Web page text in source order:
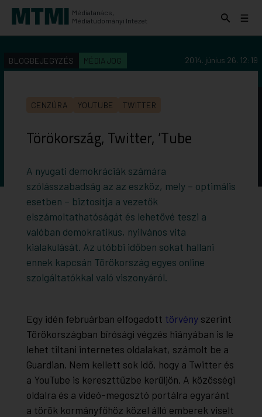
Médiatanács,
Médiatudományi Intézet
KERESÉS AZ INTÉZET ANYAGAI KÖZÖTT
indítása
Keresés
Menü
BLOGBEJEGYZÉS MÉDIAJOG 2014. június 26. 12:19
CENZÚRA YOUTUBE TWITTER
Törökország, Twitter, ’Tube
A nyugati demokráciák számára
szólásszabadság az az eszköz, mely – optimális
esetben – biztosítja a vezetők
elszámoltathatóságát és lehetővé teszi a
valóban demokratikus, nyilvános vita
kialakulását. Az utóbbi időben sokat hallani
ennek kapcsán Törökország egyes online
szolgáltatókkal való viszonyáról.
Egy idén februárban elfogadott törvényszerint
Törökországban bírósági végzés hiányában is le
lehet tiltani internetes oldalakat, számolt be a
Guardian. Nem kellett sok idő, hogy a Twitter és
a YouTube is kereszttűzbe kerüljön. A közösségi
oldalra és a videó-megosztó portálra egyaránt
a török kormányfőhöz közel álló emberek viselt